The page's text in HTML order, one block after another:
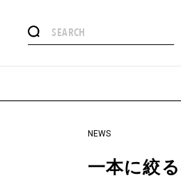
#憧れ
#GH 銘品の所以 #フイナムの
#HANDSOME
NEWS
一本に絞